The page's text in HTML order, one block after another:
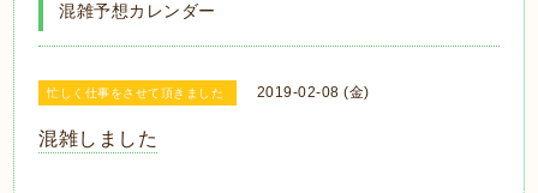
混雑予想カレンダー
忙しく仕事をさせて頂きました 2019-02-08 (金)
混雑しました